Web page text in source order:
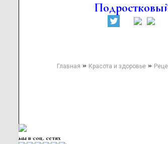
Главная » Красота и здоровье »
мы в соц. сетях